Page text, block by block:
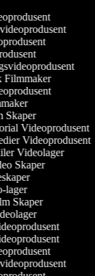
Filmmaker
Skaper
Videoprodusent
Videoprodusent
Videolager
Skaper
lager
Skaper